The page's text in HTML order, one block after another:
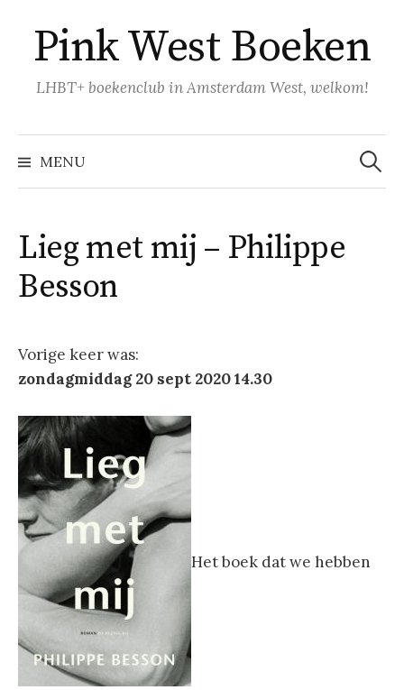
inhoud
springen
Pink West Boeken
LHBT+ boekenclub in Amsterdam West, welkom!
MENU
Zoeken
naar:
Lieg met mij – Philippe
Besson
Vorige keer was:
zondagmiddag 20 sept 2020 14.30
Het boek dat we hebben